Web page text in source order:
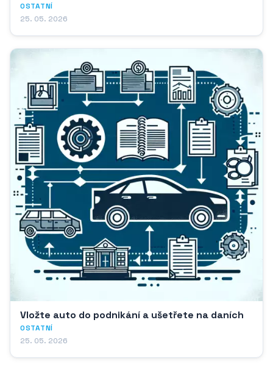
OSTATNÍ
25. 05. 2026
Vložte auto do podnikání a ušetřete na daních
OSTATNÍ
25. 05. 2026